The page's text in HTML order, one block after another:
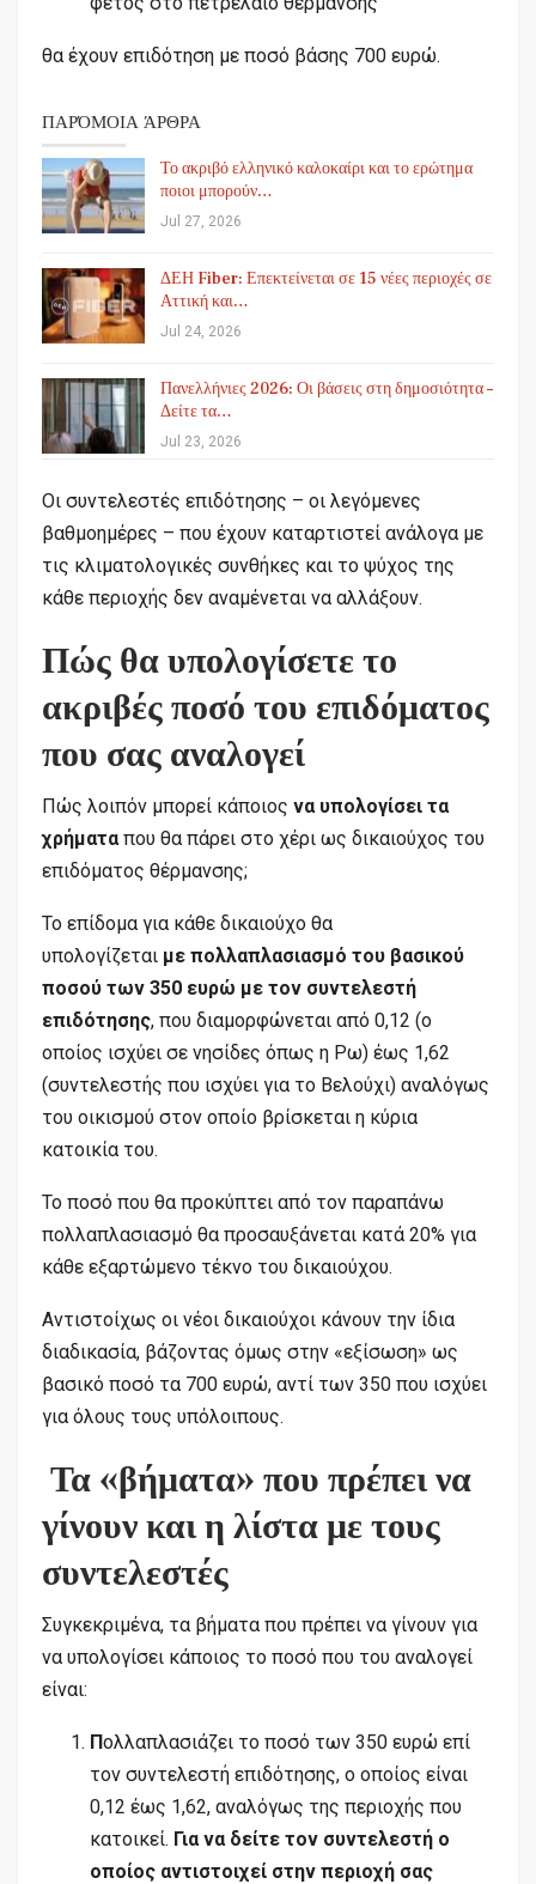
θα έχουν επιδότηση με ποσό βάσης 700 ευρώ.
ΠΑΡΌΜΟΙΑ ΆΡΘΡΑ
Το ακριβό ελληνικό καλοκαίρι και το ερώτημα
ποιοι μπορούν…
Jul 27, 2026
ΔΕΗ Fiber: Επεκτείνεται σε 15 νέες περιοχές σε
Αττική και…
Jul 24, 2026
Πανελλήνιες 2026: Οι βάσεις στη δημοσιότητα –
Δείτε τα…
Jul 23, 2026
Οι συντελεστές επιδότησης – οι λεγόμενες
βαθμοημέρες – που έχουν καταρτιστεί ανάλογα με
τις κλιματολογικές συνθήκες και το ψύχος της
κάθε περιοχής δεν αναμένεται να αλλάξουν.
Πώς θα υπολογίσετε το
ακριβές ποσό του επιδόματος
που σας αναλογεί
Πώς λοιπόν μπορεί κάποιος να υπολογίσει τα
χρήματα που θα πάρει στο χέρι ως δικαιούχος του
επιδόματος θέρμανσης;
Το επίδομα για κάθε δικαιούχο θα
υπολογίζεται με πολλαπλασιασμό του βασικού
ποσού των 350 ευρώ με τον συντελεστή
επιδότησης, που διαμορφώνεται από 0,12 (ο
οποίος ισχύει σε νησίδες όπως η Ρω) έως 1,62
(συντελεστής που ισχύει για το Βελούχι) αναλόγως
του οικισμού στον οποίο βρίσκεται η κύρια
κατοικία του.
Το ποσό που θα προκύπτει από τον παραπάνω
πολλαπλασιασμό θα προσαυξάνεται κατά 20% για
κάθε εξαρτώμενο τέκνο του δικαιούχου.
Αντιστοίχως οι νέοι δικαιούχοι κάνουν την ίδια
διαδικασία, βάζοντας όμως στην «εξίσωση» ως
βασικό ποσό τα 700 ευρώ, αντί των 350 που ισχύει
για όλους τους υπόλοιπους.
Τα «βήματα» που πρέπει να
γίνουν και η λίστα με τους
συντελεστές
Συγκεκριμένα, τα βήματα που πρέπει να γίνουν για
να υπολογίσει κάποιος το ποσό που του αναλογεί
είναι:
Πολλαπλασιάζει το ποσό των 350 ευρώ επί
τον συντελεστή επιδότησης, ο οποίος είναι
0,12 έως 1,62, αναλόγως της περιοχής που
κατοικεί. Για να δείτε τον συντελεστή ο
οποίος αντιστοιχεί στην περιοχή σας